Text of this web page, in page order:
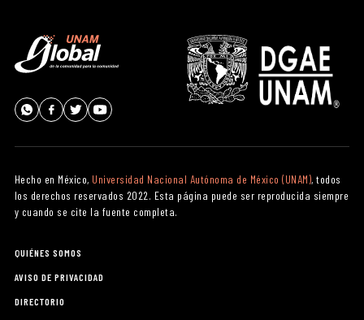
Hecho en México, Universidad Nacional Autónoma de México (UNAM), todos
los derechos reservados 2022. Esta página puede ser reproducida siempre
y cuando se cite la fuente completa.
QUIÉNES SOMOS
AVISO DE PRIVACIDAD
DIRECTORIO